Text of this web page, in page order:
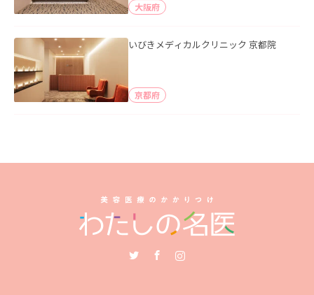
大阪府
いびきメディカルクリニック 京都院
京都府